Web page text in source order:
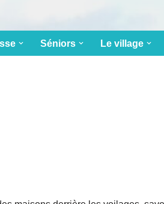
Séniors Le village